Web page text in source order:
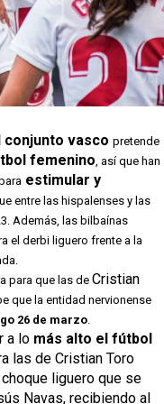
se vio
delante y
Rodri agita el
de George
conjunto vasco pretende
femenino , así que han
estimular y
entre las hispalenses y las
Además, las bilbaínas
el derbi liguero frente a la
para que las de Cristian
que la entidad nervionense
26 de marzo
a lo más alto el fútbol
las de Cristian Toro
liguero que se
Navas, recibiendo al